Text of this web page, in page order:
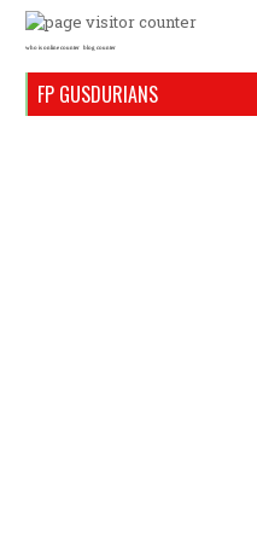
who is online counter blog counter
FP GUSDURIANS